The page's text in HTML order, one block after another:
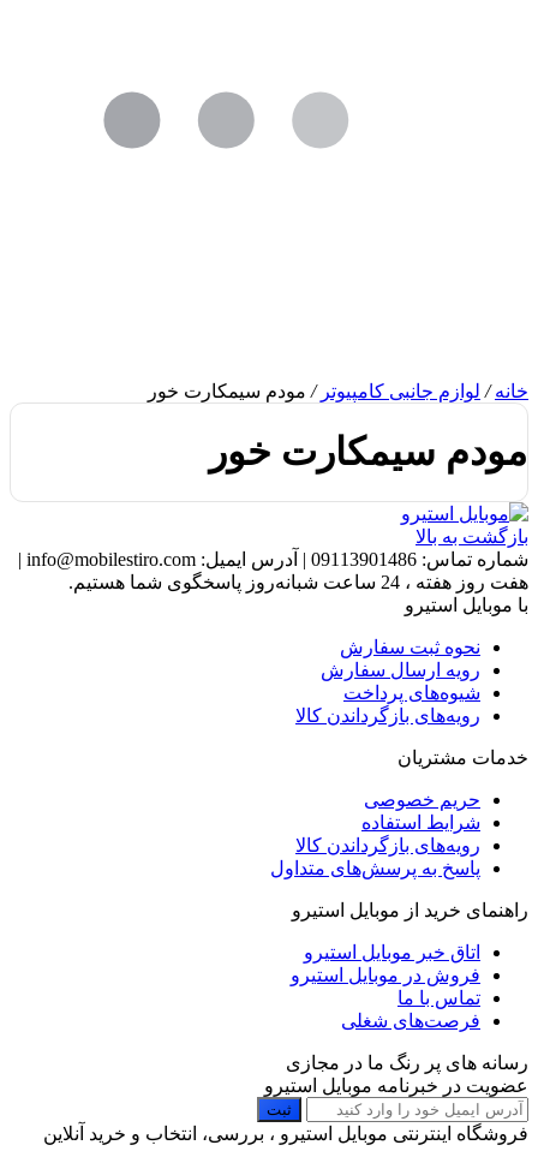
خانه/ لوازم جانبی کامپیوتر / مودم سیمکارت خور
مودم سیمکارت خور
بازگشت به بالا
شماره تماس: 09113901486
| آدرس ایمیل: info@mobilestiro.com
|
هفت روز هفته ، 24 ساعت شبانه‌روز پاسخگوی شما هستیم.
با موبایل استیرو
نحوه ثبت سفارش
رویه ارسال سفارش
شیوه‌های پرداخت
رویه‌های بازگرداندن کالا
خدمات مشتریان
حریم خصوصی
شرایط استفاده
رویه‌های بازگرداندن کالا
پاسخ به پرسش‌های متداول
راهنمای خرید از موبایل استیرو
اتاق خبر موبایل استیرو
فروش در موبایل استیرو
تماس با ما
فرصت‌های شغلی
رسانه های پر رنگ ما در مجازی
عضویت در خبرنامه موبایل استیرو
ثبت
فروشگاه اینترنتی موبایل استیرو ، بررسی، انتخاب و خرید آنلاین